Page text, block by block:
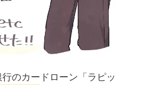
のカードローン「ラピッ